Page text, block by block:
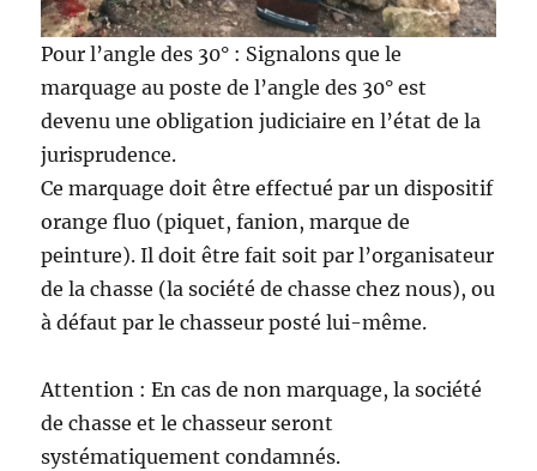
Pour l’angle des 30° : Signalons que le
marquage au poste de l’angle des 30° est
devenu une obligation judiciaire en l’état de la
jurisprudence.
Ce marquage doit être effectué par un dispositif
orange fluo (piquet, fanion, marque de
peinture). Il doit être fait soit par l’organisateur
de la chasse (la société de chasse chez nous), ou
à défaut par le chasseur posté lui-même.
Attention : En cas de non marquage, la société
de chasse et le chasseur seront
systématiquement condamnés.